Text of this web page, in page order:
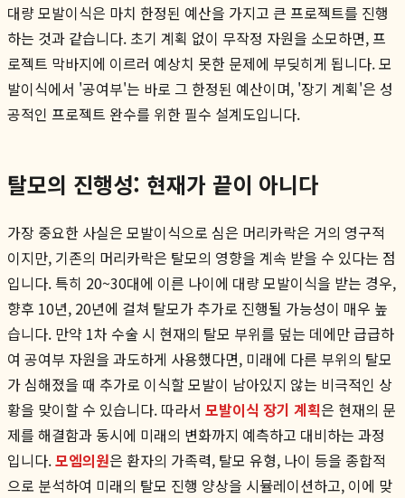
대량 모발이식은 마치 한정된 예산을 가지고 큰 프로젝트를 진행
하는 것과 같습니다. 초기 계획 없이 무작정 자원을 소모하면, 프
로젝트 막바지에 이르러 예상치 못한 문제에 부딪히게 됩니다. 모
발이식에서 '공여부'는 바로 그 한정된 예산이며, '장기 계획'은 성
공적인 프로젝트 완수를 위한 필수 설계도입니다.
탈모의 진행성: 현재가 끝이 아니다
가장 중요한 사실은 모발이식으로 심은 머리카락은 거의 영구적
이지만, 기존의 머리카락은 탈모의 영향을 계속 받을 수 있다는 점
입니다. 특히 20~30대에 이른 나이에 대량 모발이식을 받는 경우,
향후 10년, 20년에 걸쳐 탈모가 추가로 진행될 가능성이 매우 높
습니다. 만약 1차 수술 시 현재의 탈모 부위를 덮는 데에만 급급하
여 공여부 자원을 과도하게 사용했다면, 미래에 다른 부위의 탈모
가 심해졌을 때 추가로 이식할 모발이 남아있지 않는 비극적인 상
황을 맞이할 수 있습니다. 따라서 모발이식 장기 계획은 현재의 문
제를 해결함과 동시에 미래의 변화까지 예측하고 대비하는 과정
입니다.모엠의원은 환자의 가족력, 탈모 유형, 나이 등을 종합적
으로 분석하여 미래의 탈모 진행 양상을 시뮬레이션하고, 이에 맞